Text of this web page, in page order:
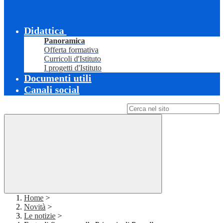
Didattica
Panoramica
Offerta formativa
Curricoli d'Istituto
I progetti d'Istituto
Documenti utili
Canali social
Home >
Novità >
Le notizie >